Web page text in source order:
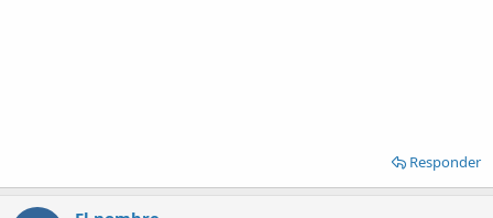
Responder